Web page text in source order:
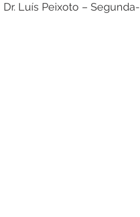
Dr. Luís Peixoto –